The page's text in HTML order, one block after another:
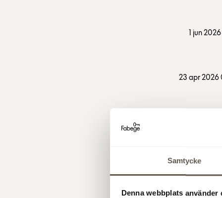
Samtycke
Denna webbplats använder
1 jun
23 apr 2026